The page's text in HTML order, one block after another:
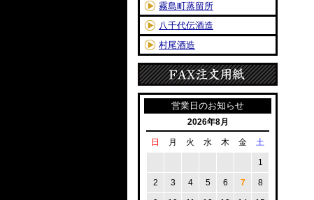
霧島町蒸留所
八千代伝酒造
村尾酒造
FAX注文用紙
営業日のお知らせ
2026年8月
日 月 火 水 木 金 土
1
2 3 4 5 6 7 8